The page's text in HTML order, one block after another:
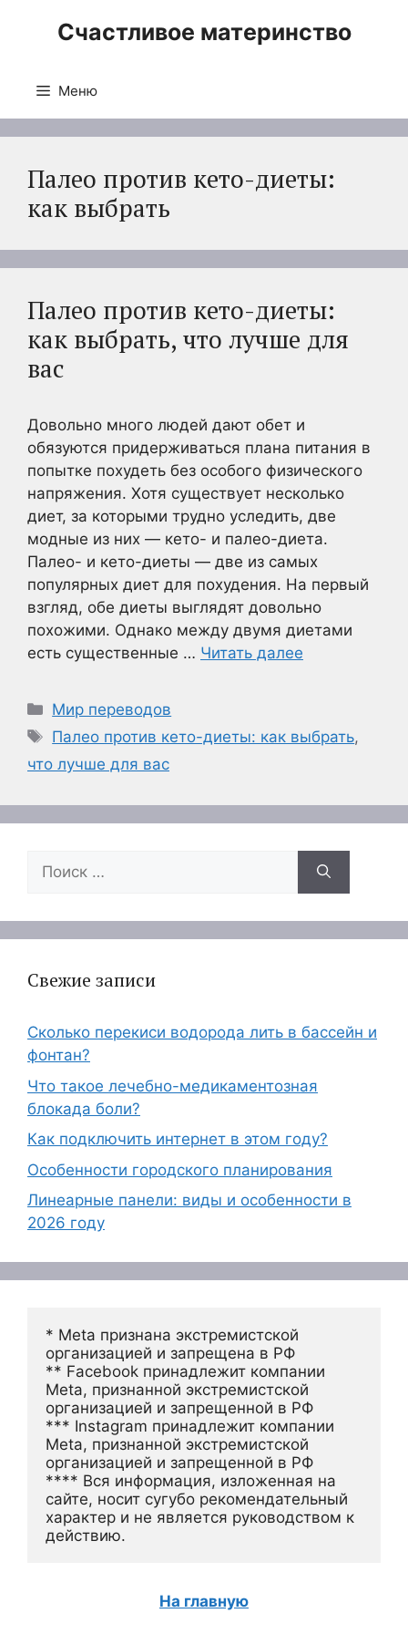
Счастливое материнство
Меню
Палео против кето-диеты:
как выбрать
Палео против кето-диеты:
как выбрать, что лучше для
вас
Довольно много людей дают обет и
обязуются придерживаться плана питания в
попытке похудеть без особого физического
напряжения. Хотя существует несколько
диет, за которыми трудно уследить, две
модные из них — кето- и палео-диета.
Палео- и кето-диеты — две из самых
популярных диет для похудения. На первый
взгляд, обе диеты выглядят довольно
похожими. Однако между двумя диетами
есть существенные … Читать далее
Рубрики
Мир переводов
Метки
Палео против кето-диеты: как выбрать,
что лучше для вас
Поиск:
Свежие записи
Сколько перекиси водорода лить в бассейн и
фонтан?
Что такое лечебно-медикаментозная
блокада боли?
Как подключить интернет в этом году?
Особенности городского планирования
Линеарные панели: виды и особенности в
2026 году
* Meta признана экстремистской
организацией и запрещена в РФ
** Facebook принадлежит компании
Meta, признанной экстремистской
организацией и запрещенной в РФ
*** Instagram принадлежит компании
Meta, признанной экстремистской
организацией и запрещенной в РФ
**** Вся информация, изложенная на
сайте, носит сугубо рекомендательный
характер и не является руководством к
действию.
На главную